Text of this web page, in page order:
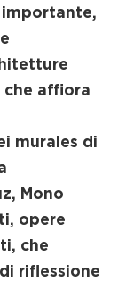
affiora
murales di
Mono
opere
che
riflessione